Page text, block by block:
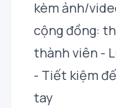
kèm ảnh/
cộng đồng:
thành viên -
- Tiết kiệm
tay